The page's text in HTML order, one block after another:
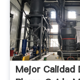
Mejor Calidad